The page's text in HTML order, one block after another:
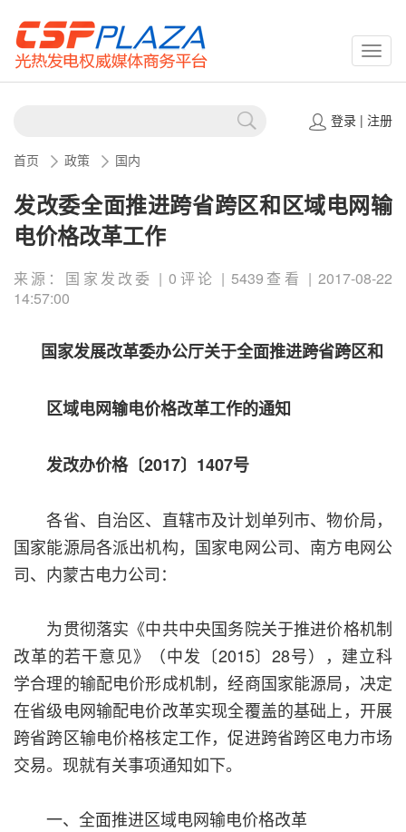
登录| 注册
首页 政策 国内
发改委全面推进跨省跨区和区域电网输
电价格改革工作
来源：国家发改委 | 0评论 | 5439查看 | 2017-08-22
14:57:00
国家发展改革委办公厅关于全面推进跨省跨区和
区域电网输电价格改革工作的通知
发改办价格〔2017〕1407号
各省、自治区、直辖市及计划单列市、物价局，
国家能源局各派出机构，国家电网公司、南方电网公
司、内蒙古电力公司：
为贯彻落实《中共中央国务院关于推进价格机制
改革的若干意见》（中发〔2015〕28号），建立科
学合理的输配电价形成机制，经商国家能源局，决定
在省级电网输配电价改革实现全覆盖的基础上，开展
跨省跨区输电价格核定工作，促进跨省跨区电力市场
交易。现就有关事项通知如下。
一、全面推进区域电网输电价格改革